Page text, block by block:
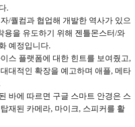
.
/퀄컴과 협업해 개발한 역사가 있으
용을 유도하기 위해 젠틀몬스터/와
예정입니다.
스 플랫폼에 대한 힌트를 보여줬고,
대적인 확장을 예고하며 애플, 메타
바에 따르면 구글 스마트 안경은 스
재된 카메라, 마이크, 스피커를 활